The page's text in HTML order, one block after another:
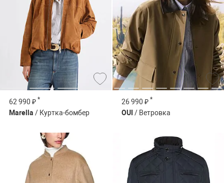
62 990 ₽ *
Marella / Куртка-бомбер
26 990 ₽ *
OUI / Ветровка